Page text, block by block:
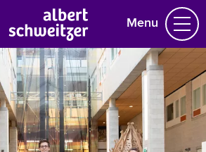
Menu
MS-Centrum
Praktische informatie
Het behandelteam
MS en COVID-19